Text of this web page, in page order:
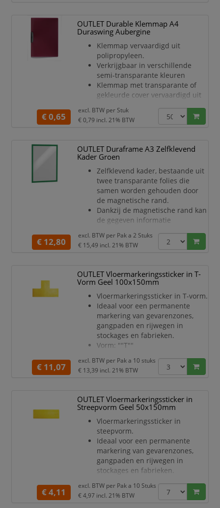
zoals whiteboarden, lockers of
productiemachines. • Toepassingen:
Voor A6 documenten, zoals
machinegegevens, gebruiksaanwi
OUTLET Durable Klemmap A4
Duraswing Aubergine
Klemmap vervaardigd uit
polipropyleen.
Verkrijgbaar in verschillende
semi-transparante kleuren
Klemmap met transparante of
gekleurde cover vervaardigd uit
Hoog kwalitatieve plastic klem die
opendraait
map leggen en beschermen
zonder dat u ze hoeft te
Voor 1-30 A4 vellen
€ 0,65
excl. BTW per Stuk
€ 0,79 incl. 21% BTW
OUTLET Duraframe A3 Zelfklevend
Kader Groen
Zelfklevend kader, bestaande uit
twee transparante folies die
samen worden gehouden door
de magnetische rand.
Dankzij de magnetische rand kan
de gegeven informatie
DIN A3 formaat.
Kleeft op alle oppervlakken met
Herpositioneerbaar.
€ 12,80
excl. BTW per Pak a 2 Stuks
€ 15,49 incl. 21% BTW
OUTLET Vloermarkeringssticker in T-
Vorm Geel 100x150mm
Vloermarkeringssticker in T-vorm.
Ideaal voor een permanente
markering van gevarenzones,
gangpaden en rijwegen in
stockages en fabrieken.
Vorm: ""T""
op binnenvloeren
Slijtvast en duurzaam
51130
RAL kleur: 1003 (signalisatiegeel)
0,7 mm x 150 mm"
€ 11,07
excl. BTW per Pak a 10 stuks
€ 13,39 incl. 21% BTW
OUTLET Vloermarkeringssticker in
Streepvorm Geel 50x150mm
Vloermarkeringssticker in
steepvorm.
Ideaal voor een permanente
markering van gevarenzones,
gangpaden en rijwegen in
stockages en fabrieken.
Zelfklevend symbool voor gebruik
op binnenvloeren
€ 4,11
excl. BTW per Pak a 10 Stuks
€ 4,97 incl. 21% BTW